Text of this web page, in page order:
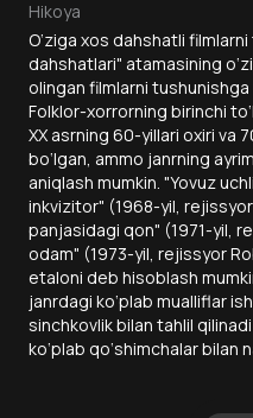
Hikoya
O‘ziga xos dahshatli
dahshatlari" atamasining
olingan filmlarni
Folklor-xorrorning birinchi
XX asrning 60-yillari oxiri va
bo‘lgan, ammo janrning
aniqlash mumkin. "Yovuz
inkvizitor" (1968-yil,
panjasidagi qon" (1971-yil,
odam" (1973-yil, rejissyor
etaloni deb hisoblash
janrdagi ko‘plab mualliflar
sinchkovlik bilan tahlil
ko‘plab qo‘shimchalar bilan